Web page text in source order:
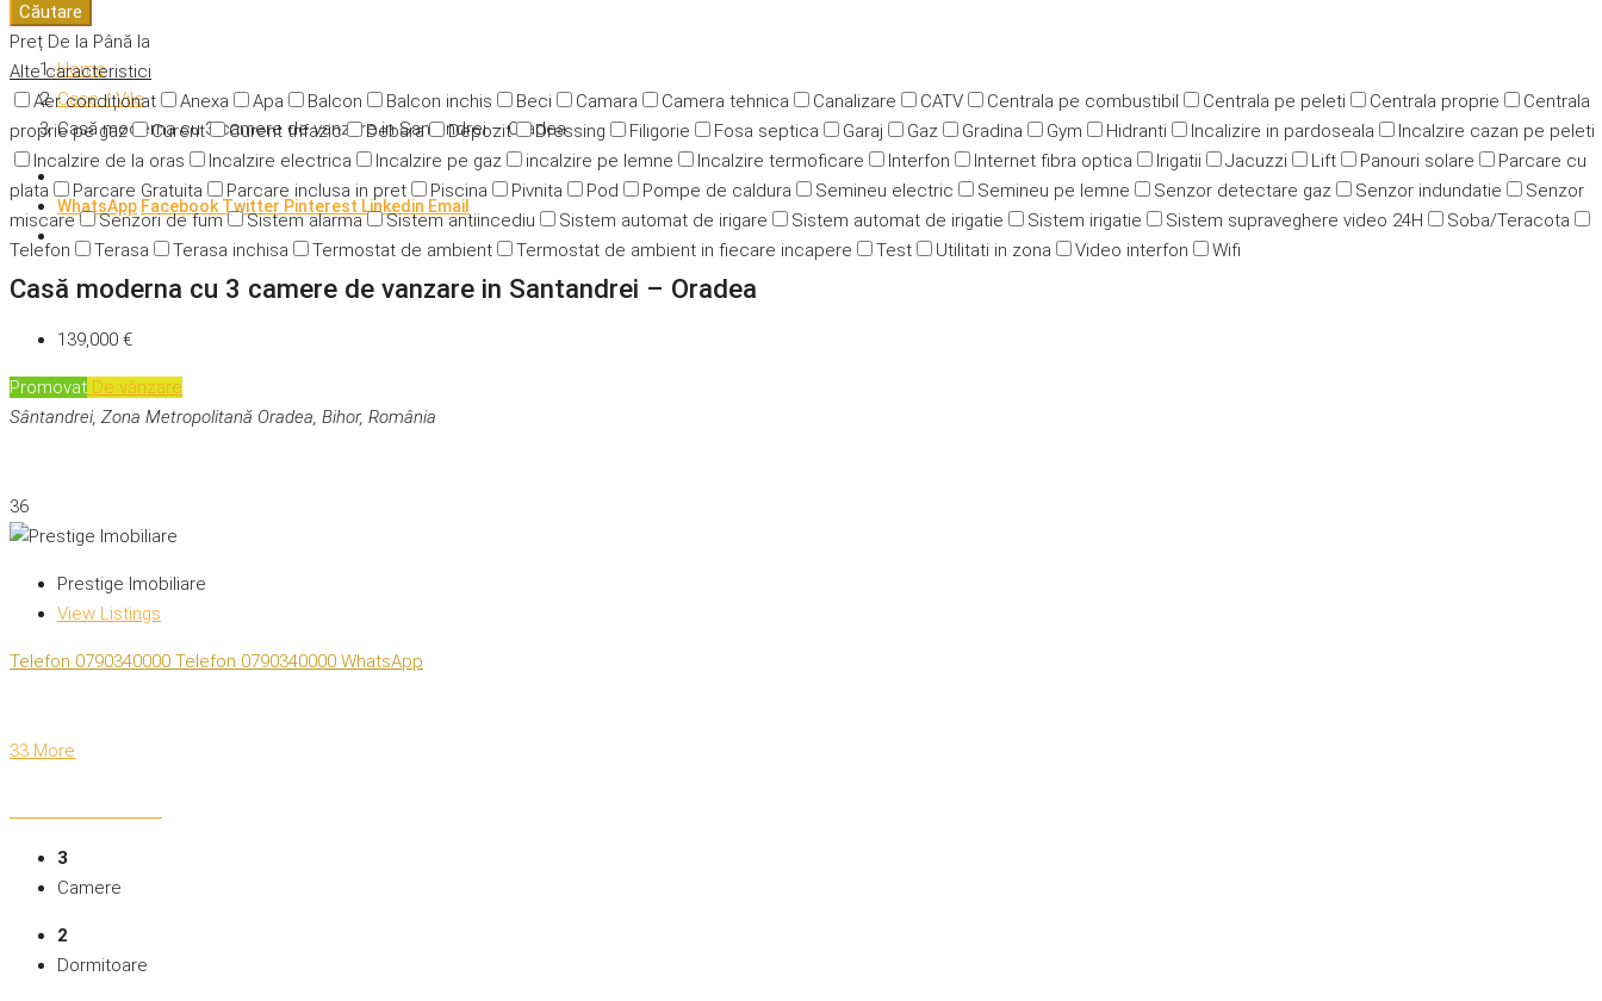
Căutare
Preț De la Până la
Alte caracteristici
Aer condiționat
Anexa Apa Balcon Balcon inchis Beci Camara Camera tehnica Canalizare CATV Centrala pe combustibil Centrala pe peleti Centrala proprie
Centrala
proprie pe gaz
Curent Curent trifazic Debara Depozit Dressing Filigorie Fosa septica Garaj Gaz Gradina Gym Hidranti Incalizire in pardoseala
Incalzire cazan pe peleti
Incalzire de la oras
Incalzire electrica Incalzire pe gaz incalzire pe lemne Incalzire termoficare Interfon Internet fibra optica Irigatii Jacuzzi Lift Panouri solare
Parcare cu
plata
Parcare Gratuita Parcare inclusa in pret Piscina Pivnita Pod Pompe de caldura Semineu electric Semineu pe lemne Senzor detectare gaz Senzor indundatie
Senzor
miscare
Senzori de fum Sistem alarma Sistem antiincediu Sistem automat de irigare Sistem automat de irigatie Sistem irigatie Sistem supraveghere video 24H
Soba/Teracota
Telefon
Terasa Terasa inchisa Termostat de ambient Termostat de ambient in fiecare incapere Test Utilitati in zona Video interfon Wifi
Home
Case / Vile
Casă moderna cu 3 camere de vanzare in Santandrei – Oradea
WhatsApp Facebook Twitter Pinterest Linkedin Email
Casă moderna cu 3 camere de vanzare in Santandrei – Oradea
139,000 €
Promovat De vânzare
Sântandrei, Zona Metropolitană Oradea, Bihor, România
36
Prestige Imobiliare
View Listings
Telefon 0790340000 Telefon 0790340000 WhatsApp
33 More
3
Camere
2
Dormitoare